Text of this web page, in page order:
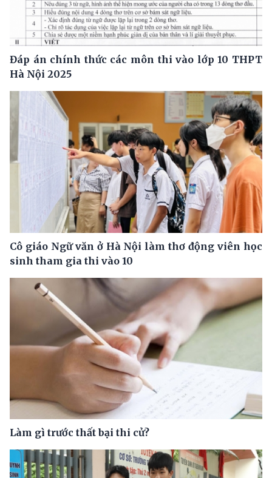
Đáp án chính thức các môn thi vào lớp 10 THPT
Hà Nội 2025
Cô giáo Ngữ văn ở Hà Nội làm thơ động viên học
sinh tham gia thi vào 10
Làm gì trước thất bại thi cử?